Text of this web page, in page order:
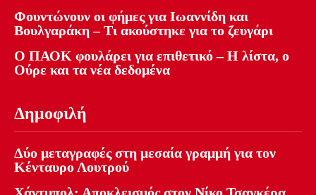
Φουντώνουν οι φήμες για Ιωαννίδη και
Βουλγαράκη – Τι ακούστηκε για το ζευγάρι
Ο ΠΑΟΚ φουλάρει για επιθετικό – Η λίστα, ο
Ούρε και τα νέα δεδομένα
Δημοφιλή
Δύο μεταγραφές στη μεσαία γραμμή για τον
Κένταυρο Λουτρού